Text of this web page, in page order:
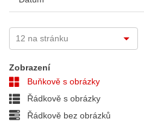
Zobrazení
Buňkově s obrázky
Řádkově s obrázky
Řádkově bez obrázků